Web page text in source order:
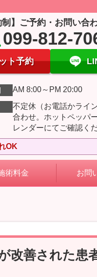
制】ご予約・お問い合
099-812-
ト予約
AM 8:00～PM 20:00
不定休（お電話かライ
合わせ。ホットペッパ
レンダーにてご確認く
OK
術料金 お問
改善された患